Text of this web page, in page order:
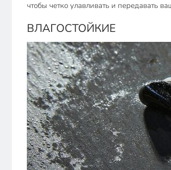
чтобы четко улавливать и передавать
ВЛАГОСТОЙКИЕ